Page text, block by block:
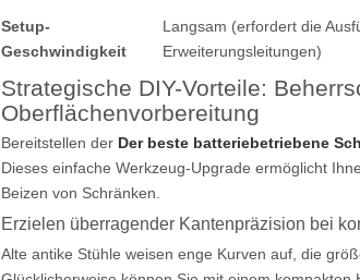
Setup-
Geschwindigkeit
Langsam (erfordert die
Erweiterungsleitungen)
Strategische DIY-Vorteile:
Oberflächenvorbereitung
Bereitstellen der Der beste batteriebetriebene
Dieses einfache Werkzeug-Upgrade ermöglicht
Beizen von Schränken.
Erzielen überragender Kantenpräzision bei
Alte antike Stühle weisen enge Kurven auf, die